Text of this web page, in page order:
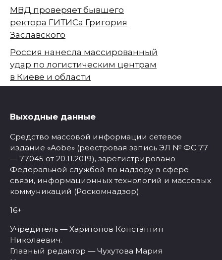
МВД проверяет бывшего
ректора ГИТИСа Григория
Заславского
Россия нанесла массированный
удар по логистическим центрам
в Киеве и области
Выходные данные
Средство массовой информации сетевое
издание «Aobe» (реестровая запись ЭЛ № ФС 77
— 77045 от 20.11.2019), зарегистрировано
Федеральной службой по надзору в сфере
связи, информационных технологий и массовых
коммуникаций (Роскомнадзор).
16+
Учредитель — Харитонов Константин
Николаевич.
Главный редактор — Чухутова Мария